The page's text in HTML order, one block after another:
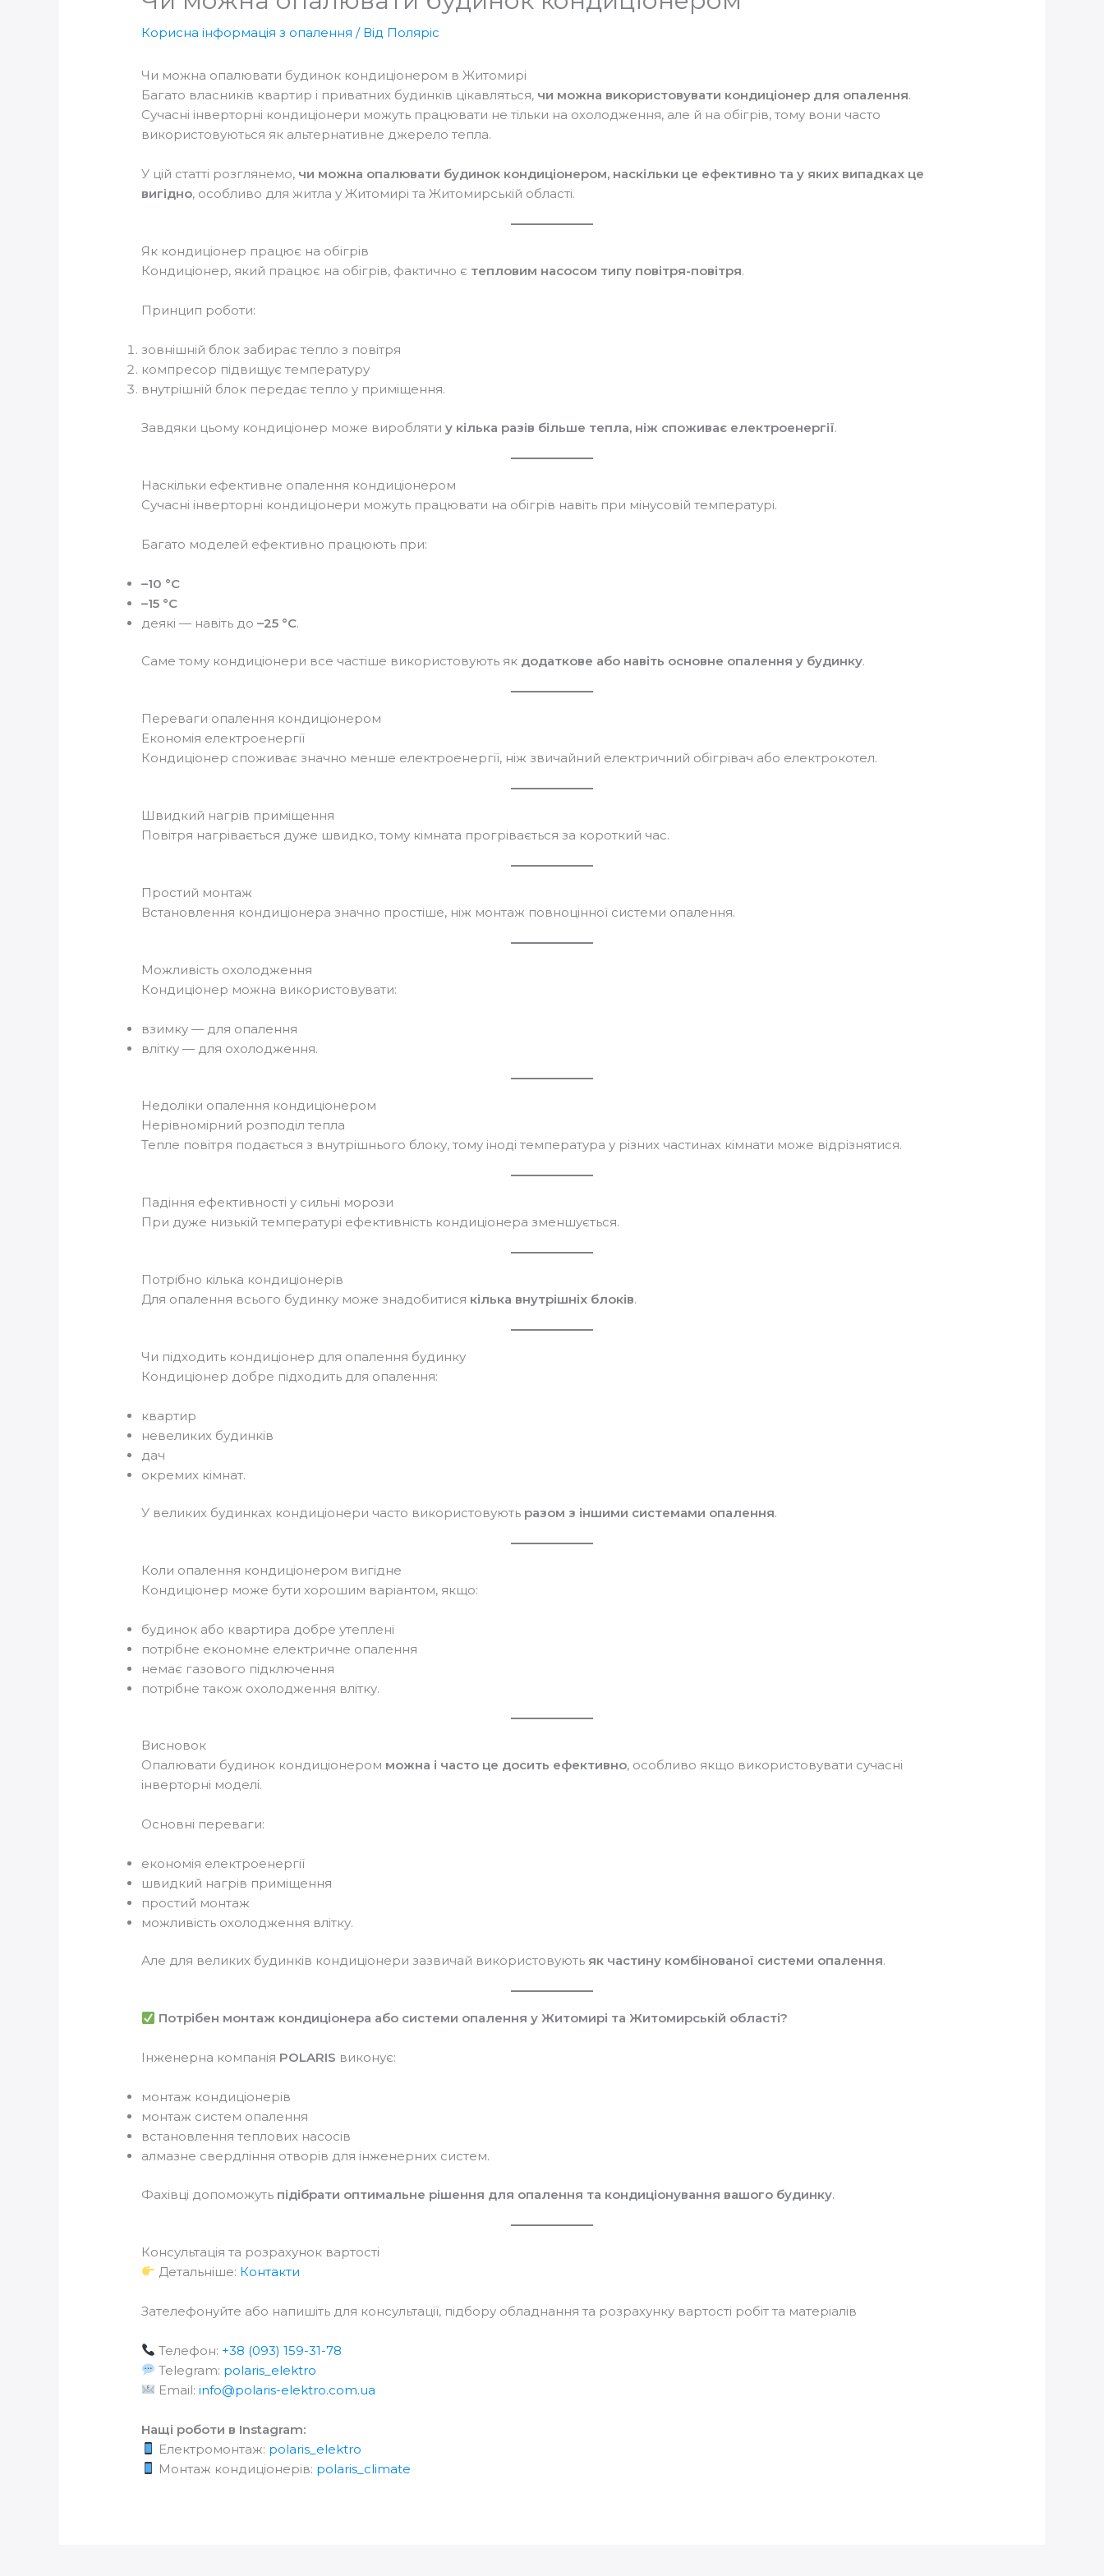
Корисна інформація з опалення / Від Поляріс
Чи можна опалювати будинок кондиціонером в Житомирі
Багато власників квартир і приватних будинків цікавляться, чи можна використовувати кондиціонер для опалення.
Сучасні інверторні кондиціонери можуть працювати не тільки на охолодження, але й на обігрів, тому вони часто
використовуються як альтернативне джерело тепла.
У цій статті розглянемо, чи можна опалювати будинок кондиціонером, наскільки це ефективно та у яких випадках це
вигідно, особливо для житла у Житомирі та Житомирській області.
Як кондиціонер працює на обігрів
Кондиціонер, який працює на обігрів, фактично є тепловим насосом типу повітря-повітря.
Принцип роботи:
зовнішній блок забирає тепло з повітря
компресор підвищує температуру
внутрішній блок передає тепло у приміщення.
Завдяки цьому кондиціонер може вироблятиу кілька разів більше тепла, ніж споживає електроенергії.
Наскільки ефективне опалення кондиціонером
Сучасні інверторні кондиціонери можуть працювати на обігрів навіть при мінусовій температурі.
Багато моделей ефективно працюють при:
–10 °C
–15 °C
деякі — навіть до–25 °C.
Саме тому кондиціонери все частіше використовують як додаткове або навіть основне опалення у будинку.
Переваги опалення кондиціонером
Економія електроенергії
Кондиціонер споживає значно менше електроенергії, ніж звичайний електричний обігрівач або електрокотел.
Швидкий нагрів приміщення
Повітря нагрівається дуже швидко, тому кімната прогрівається за короткий час.
Простий монтаж
Встановлення кондиціонера значно простіше, ніж монтаж повноцінної системи опалення.
Можливість охолодження
Кондиціонер можна використовувати:
взимку — для опалення
влітку — для охолодження.
Недоліки опалення кондиціонером
Нерівномірний розподіл тепла
Тепле повітря подається з внутрішнього блоку, тому іноді температура у різних частинах кімнати може відрізнятися.
Падіння ефективності у сильні морози
При дуже низькій температурі ефективність кондиціонера зменшується.
Потрібно кілька кондиціонерів
Для опалення всього будинку може знадобитися кілька внутрішніх блоків.
Чи підходить кондиціонер для опалення будинку
Кондиціонер добре підходить для опалення:
квартир
невеликих будинків
дач
окремих кімнат.
У великих будинках кондиціонери часто використовують разом з іншими системами опалення.
Коли опалення кондиціонером вигідне
Кондиціонер може бути хорошим варіантом, якщо:
будинок або квартира добре утеплені
потрібне економне електричне опалення
немає газового підключення
потрібне також охолодження влітку.
Висновок
Опалювати будинок кондиціонером можна і часто це досить ефективно, особливо якщо використовувати сучасні
інверторні моделі.
Основні переваги:
економія електроенергії
швидкий нагрів приміщення
простий монтаж
можливість охолодження влітку.
Але для великих будинків кондиціонери зазвичай використовують як частину комбінованої системи опалення.
Потрібен монтаж кондиціонера або системи опалення у Житомирі та Житомирській області?
Інженерна компанія POLARIS виконує:
монтаж кондиціонерів
монтаж систем опалення
встановлення теплових насосів
алмазне свердління отворів для інженерних систем.
Фахівці допоможуть підібрати оптимальне рішення для опалення та кондиціонування вашого будинку.
Консультація та розрахунок вартості
Детальніше: Контакти
Зателефонуйте або напишіть для консультації, підбору обладнання та розрахунку вартості робіт та матеріалів
Телефон: +38 (093) 159-31-78
Telegram: polaris_elektro
Email:info@polaris-elektro.com.ua
Нащі роботи в Instagram:
Електромонтаж: polaris_elektro
Монтаж кондиціонерів: polaris_climate